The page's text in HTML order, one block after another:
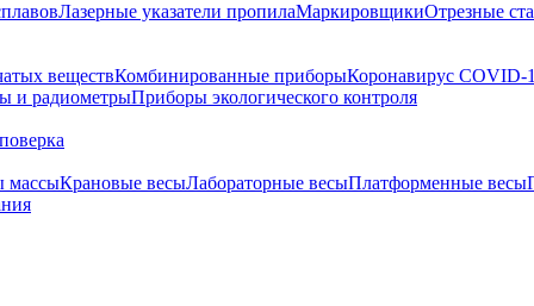
Лазерные указатели пропилаМаркировщикиОтрезные
веществКомбинированные приборыКоронавирус COVID-
и радиометрыПриборы экологического контроля
массыКрановые весыЛабораторные весыПлатформенные весы